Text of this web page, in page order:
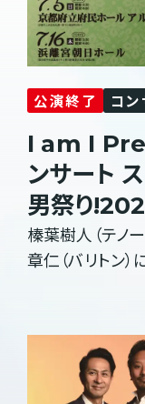
公演終了 コン
I am I
ンサート
男祭り
榛葉樹人（テノ
章仁（バリトン